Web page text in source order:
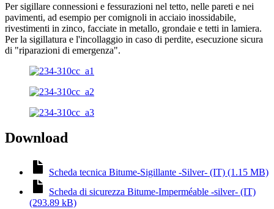
Per sigillare connessioni e fessurazioni nel tetto, nelle pareti e nei
pavimenti, ad esempio per comignoli in acciaio inossidabile,
rivestimenti in zinco, facciate in metallo, grondaie e tetti in lamiera.
Per la sigillatura e l'incollaggio in caso di perdite, esecuzione sicura
di "riparazioni di emergenza".
Download
Scheda tecnica Bitume-Sigillante -Silver- (IT) (1.15 MB)
Scheda di sicurezza Bitume-Imperméable -silver- (IT)
(293.89 kB)